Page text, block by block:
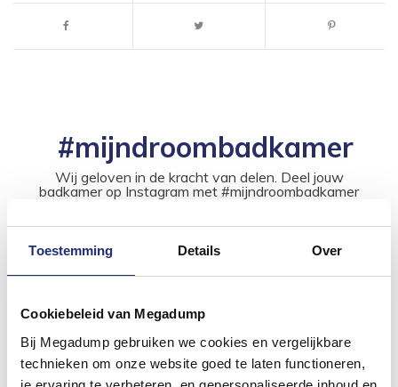
Toestemming Details Over
Cookiebeleid van Megadump
Bij Megadump gebruiken we cookies en vergelijkbare
technieken om onze website goed te laten functioneren,
#mijndroombadkamer
Wij geloven in de kracht van delen. Deel jouw
badkamer op Instagram met #mijndroombadkamer